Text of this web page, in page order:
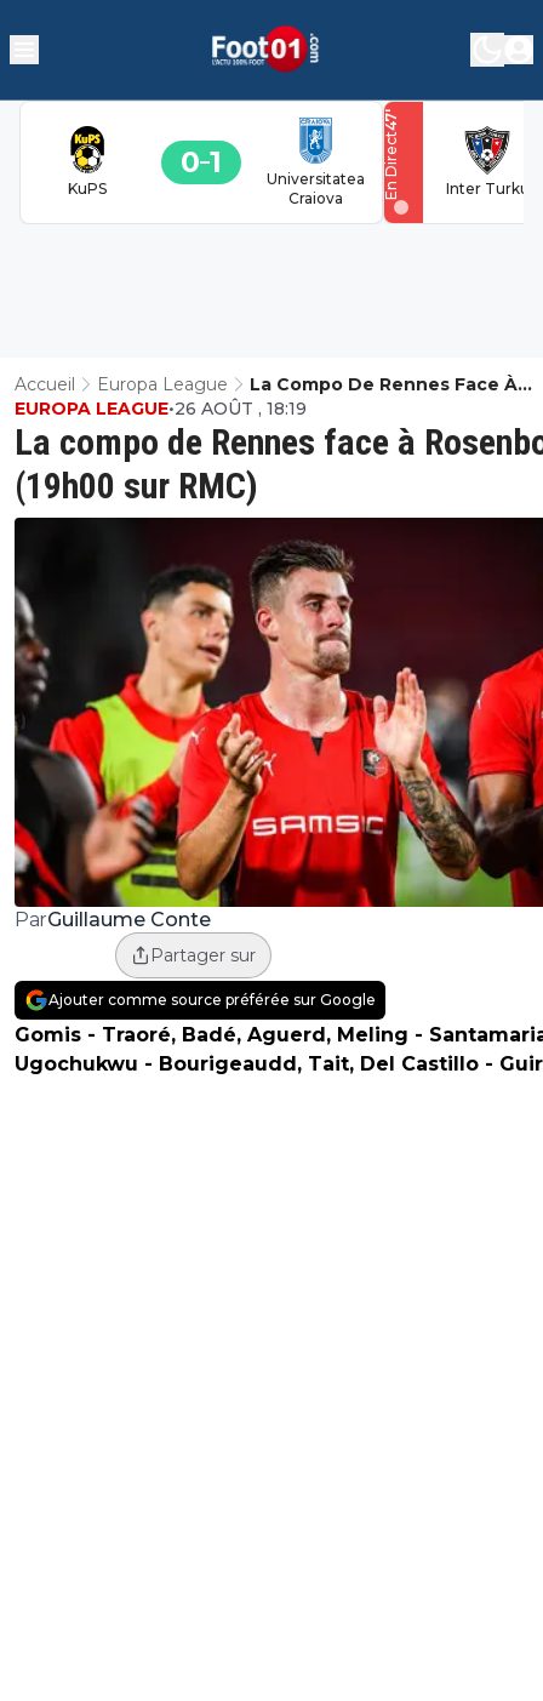
KuPS
0 1
Universitatea
Craiova
Inter Turku
47
'
En Direct
Accueil Europa League
La Compo De Rennes Face À
Rosenborg (19h00 Sur RMC)
La compo de Rennes face à
(19h00 sur RMC)
EUROPA LEAGUE•26 AOÛT , 18:19
ParGuillaume Conte
Partager sur
Ajouter comme source préférée sur Google
Gomis - Traoré, Badé, Aguerd, Meling -
Ugochukwu - Bourigeaudd, Tait, Del Castillo -